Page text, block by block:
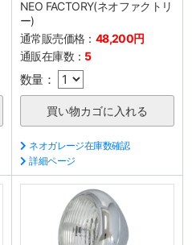
NEO FACTORY(ネオファクトリ
ー)
通常販売価格： 48,200円
通販在庫数： 5
数量：
ネオガレージ在庫数確認
詳細ページ